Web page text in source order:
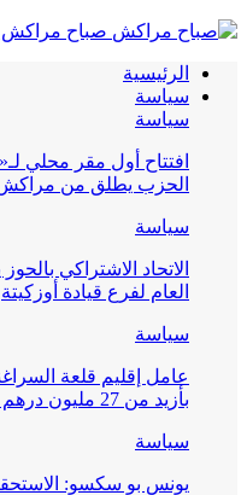
صباح مراكش -
الرئيسية
سياسة
سياسة
افتتاح أول مقر محلي
الحزب يطلق من مراكش
سياسة
الاتحاد الاشتراكي
العام لفرع قيادة أوزكيتة
سياسة
عامل إقليم قلعة
بأزيد من 27 مليون درهم احتفاءً…
سياسة
يونس بو سكسو: